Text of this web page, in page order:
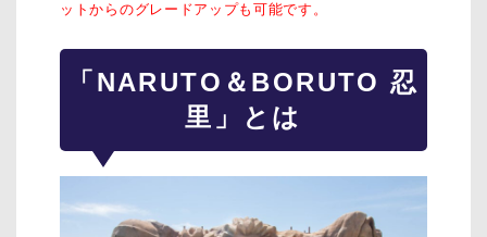
ットからのグレードアップも可能です。
「NARUTO＆BORUTO 忍
里」とは